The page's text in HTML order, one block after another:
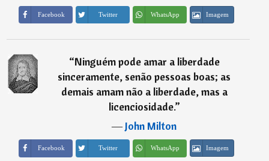
Facebook Twitter WhatsApp Imagem
“Ninguém pode amar a liberdade
sinceramente, senão pessoas boas; as
demais amam não a liberdade, mas a
licenciosidade.”
―John Milton
Facebook Twitter WhatsApp Imagem